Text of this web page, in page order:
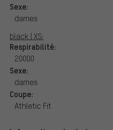
Sexe:
dames
black | XS:
Respirabilité:
20000
Sexe:
dames
Coupe:
Athletic Fit